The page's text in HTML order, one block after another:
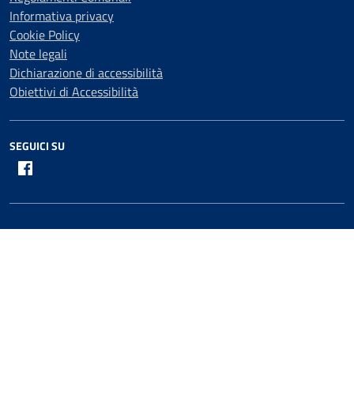
Informativa privacy
Cookie Policy
Note legali
Dichiarazione di accessibilità
Obiettivi di Accessibilità
SEGUICI SU